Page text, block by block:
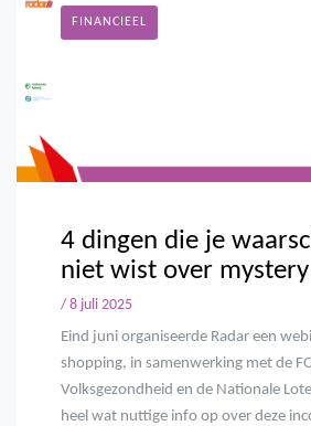
FINANCIEEL
4 dingen die je
niet wist over
/ 8 juli 2025
Eind juni organiseerde Radar een
shopping, in samenwerking met de
Volksgezondheid en de Nationale
heel wat nuttige info op over deze